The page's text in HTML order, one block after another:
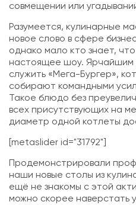
совмещении или
Разумеется, кулинарные
новое слово в сфере
однако мало кто знает,
настоящее шоу. Ярчайшим
служить «Мега-Бургер»,
собирают командными
Такое блюдо без
всех присутствующих на
диаметр одной котлеты
[metaslider id="31792"]
Продемонстрировали
наши новые столы из
ещё не знакомы с этой
можно скорее наверстать